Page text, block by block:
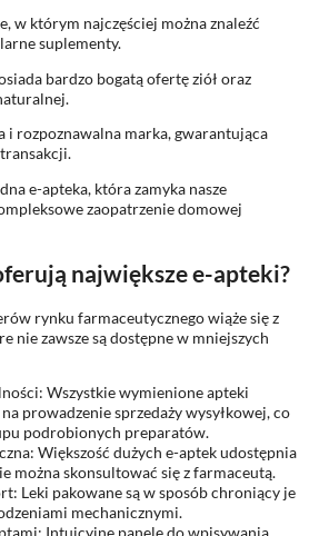
w którym najczęściej można znaleźć
suplementy.
bardzo bogatą ofertę ziół oraz
i rozpoznawalna marka, gwarantująca
e-apteka, która zamyka nasze
zaopatrzenie domowej
największe e-apteki?
rynku farmaceutycznego wiąże się z
nie zawsze są dostępne w mniejszych
Wszystkie wymienione apteki
prowadzenie sprzedaży wysyłkowej, co
podrobionych preparatów.
Większość dużych e-aptek udostępnia
można skonsultować się z farmaceutą.
Leki pakowane są w sposób chroniący je
mechanicznymi.